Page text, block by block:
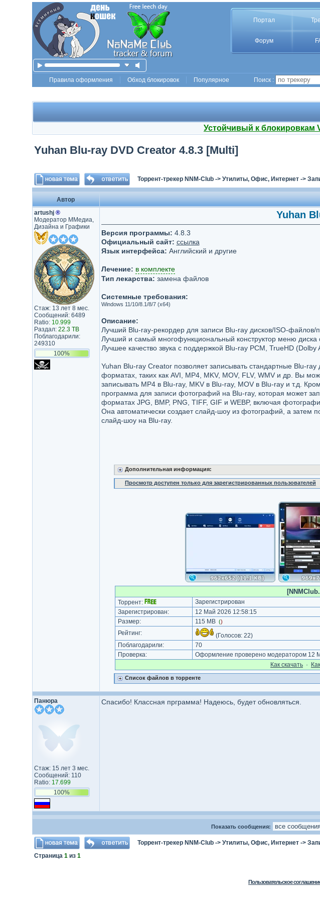
Портал
Форум
Правила оформления Обход блокировок Популярное Поиск :
Устойчивый к блокировкам
Yuhan Blu-ray DVD Creator 4.8.3 [Multi]
Торрент-трекер NNM-Club-> Утилиты, Офис, Интернет->
Автор
artushj ®
Модератор ММедиа,
Дизайна и Графики
Стаж: 13 лет 8 мес.
Сообщений: 6489
Ratio: 10.999
Раздал: 22.3 TB
Поблагодарили:
249310
100%
Yuhan
Версия программы: 4.8.3
Официальный сайт: ссылка
Язык интерфейса: Английский и другие
Лечение: в комплекте
Тип лекарства: замена файлов
Системные требования:
Windows 11/10/8.1/8/7 (x64)
Описание:
Лучший Blu-ray-рекордер для записи Blu-ray дисков/ISO-
Лучший и самый многофункциональный конструктор меню диска
Лучшее качество звука с поддержкой Blu-ray PCM, TrueHD
Yuhan Blu-ray Creator позволяет записывать стандартные Blu-
форматах, таких как AVI, MP4, MKV, MOV, FLV, WMV и др. Вы
записывать MP4 в Blu-ray, MKV в Blu-ray, MOV в Blu-ray и т.д.
программа для записи фотографий на Blu-ray, которая может
форматах JPG, BMP, PNG, TIFF, GIF и WEBP, включая
Она автоматически создает слайд-шоу из фотографий, а затем
слайд-шоу на Blu-ray.
Дополнительная информация:
Просмотр доступен только для зарегистрированных пользователей
Торрент:
Зарегистрирован
Зарегистрирован:
12 Май 2026 12:58:15
Размер:
115 MB ()
Рейтинг: (Голосов: 22)
Поблагодарили:
70
Проверка:
Оформление проверено модератором 12
Как cкачать ·
Список файлов в торренте
Панюра
Стаж: 15 лет 3 мес.
Сообщений: 110
Ratio: 17.699
100%
Спасибо! Классная прграмма! Надеюсь, будет обновляться.
Показать сообщения:
Торрент-трекер NNM-Club-> Утилиты, Офис, Интернет->
Страница 1из 1
Пользовательское